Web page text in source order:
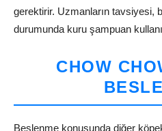
gerektirir. Uzmanların tavsiyesi,
durumunda kuru şampuan
CHOW
Beslenme konusunda diğer